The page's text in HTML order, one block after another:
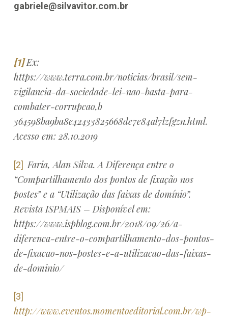
gabriele@silvavitor.com.br
[1]Ex:
https://www.terra.com.br/noticias/brasil/sem-
vigilancia-da-sociedade-lei-nao-basta-para-
combater-corrupcao,b
364598ba9ba8e42433825668de7e84al7lzfgzn.html.
Acesso em: 28.10.2019
[2] Faria, Alan Silva. A Diferença entre o
“Compartilhamento dos pontos de fixação nos
postes” e a “Utilização das faixas de domínio”.
Revista ISPMAIS – Disponível em:
https://www.ispblog.com.br/2018/09/26/a-
diferenca-entre-o-compartilhamento-dos-pontos-
de-fixacao-nos-postes-e-a-utilizacao-das-faixas-
de-dominio/
[3]
http://www.eventos.momentoeditorial.com.br/wp-